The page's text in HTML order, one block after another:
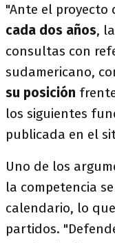
"Ante el proyecto
cada dos años,
consultas con
sudamericano,
su posición
los siguientes
publicada en el
Uno de los
la competencia
calendario, lo
partidos.